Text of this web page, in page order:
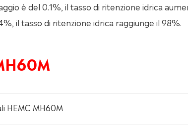
è del 0.1%, il tasso di ritenzione idrica
il tasso di ritenzione idrica raggiunge il 98%.
HEMC MH60M